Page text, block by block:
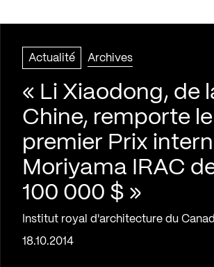
Actualité Archives
« Li Xiaodong, de
Chine, remporte le
premier Prix
Moriyama IRAC
100 000 $ »
Institut royal d'architecture du
18.10.2014